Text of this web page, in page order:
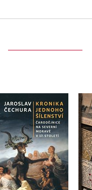
Kronika jednoho
šílenství
Jaroslav Čechura